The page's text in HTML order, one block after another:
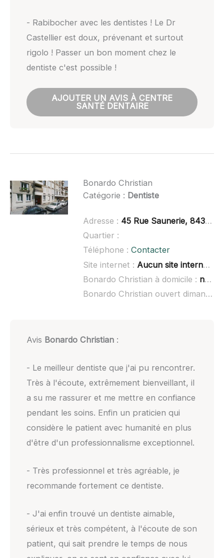
- Rabibocher avec les dentistes ! Le Dr
Castellier est doux, prévenant et surtout
rigolo ! Passer un bon moment chez le
dentiste c'est possible !
AJOUTER UN AVIS À CENTRE
SANTÉ DENTAIRE
Bonardo Christian
Catégorie : Dentiste
Adresse : 45 Rue Saunerie, 84300 Cavaillon
Quartier :
Téléphone : Contacter
Site internet : Aucun site internet connu
Bonardo Christian à domicile : non renseigné
Bonardo Christian ouvert dimanche :
Avis Bonardo Christian:
- Le meilleur dentiste que j'ai pu rencontrer.
Très à l'écoute, extrêmement bienveillant, il
a su me rassurer et me mettre en confiance
pendant les soins. Enfin un praticien qui
considère le patient avec humanité en plus
d'être d'un professionnalisme exceptionnel.
- Très professionnel et très agréable, je
recommande fortement ce dentiste.
- J'ai enfin trouvé un dentiste aimable,
sérieux et très compétent, à l'écoute de son
patient, qui sait prendre le temps de nous